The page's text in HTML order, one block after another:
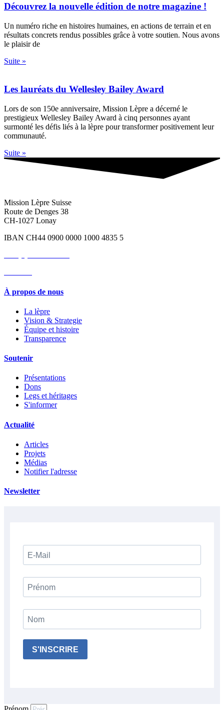
Découvrez la nouvelle édition de notre magazine !
Un numéro riche en histoires humaines, en actions de terrain et en
résultats concrets rendus possibles grâce à votre soutien. Nous avons
le plaisir de
Suite »
Les lauréats du Wellesley Bailey Award
Lors de son 150e anniversaire, Mission Lèpre a décerné le
prestigieux Wellesley Bailey Award à cinq personnes ayant
surmonté les défis liés à la lèpre pour transformer positivement leur
communauté.
Suite »
Mission Lèpre Suisse
Route de Denges 38
CH-1027 Lonay
IBAN CH44 0900 0000 1000 4835 5
À propos de nous
La lèpre
Vision & Strategie
Équipe et histoire
Transparence
Soutenir
Présentations
Dons
Legs et héritages​
S'informer
Actualité
Articles
Projets
Médias
Notifier l'adresse
Newsletter
S'INSCRIRE